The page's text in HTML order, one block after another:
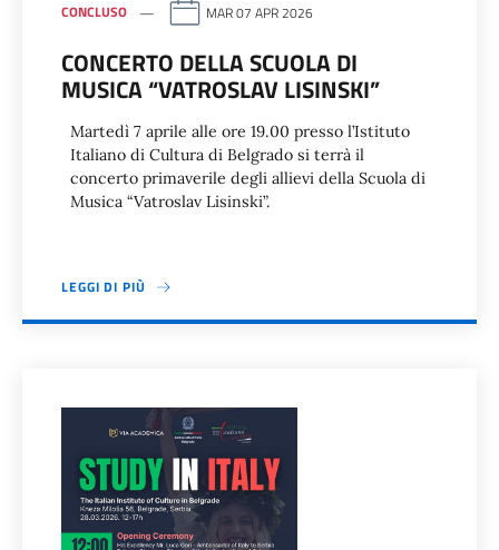
CONCLUSO MAR 07 APR 2026
CONCERTO DELLA SCUOLA DI
MUSICA “VATROSLAV LISINSKI”
Martedì 7 aprile alle ore 19.00 presso l’Istituto
Italiano di Cultura di Belgrado si terrà il
concerto primaverile degli allievi della Scuola di
Musica “Vatroslav Lisinski”.
LEGGI DI PIÙ